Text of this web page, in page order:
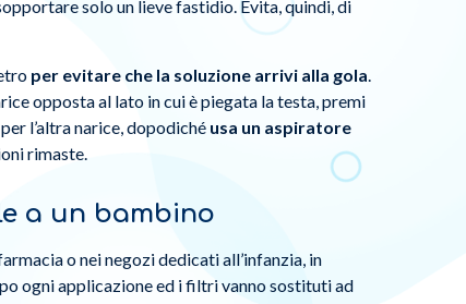
solo un lieve fastidio. Evita, quindi, di
per evitare che la soluzione arrivi alla gola.
opposta al lato in cui è piegata la testa, premi
l’altra narice, dopodiché usa un aspiratore
rimaste.
a un bambino
o nei negozi dedicati all’infanzia, in
ogni applicazione ed i filtri vanno sostituti ad